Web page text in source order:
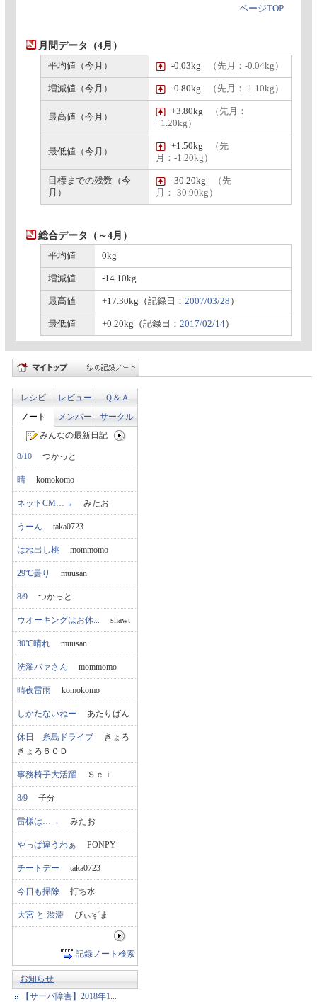
ページTOP
月間データ（4月）
平均値（今月） -0.03kg （先月：-0.04kg）
増減値（今月） -0.80kg （先月：-1.10kg）
最高値（今月）
+3.80kg
（先月：
+1.20kg）
最低値（今月）
+1.50kg
（先
月：-1.20kg）
目標までの残数（今
月）
-30.20kg
（先
月：-30.90kg）
総合データ（～4月）
平均値 0kg
増減値 -14.10kg
最高値 +17.30kg（記録日： 2007/03/28 ）
最低値 +0.20kg（記録日： 2017/02/14）
レシピ レビュー
Ｑ＆Ａ
ノート
メンバー
サークル
みんなの最新日記
8/10 つかっと
晴 komokomo
ネットCM…→ みたお
うーん taka0723
はね出し桃 mommomo
29℃曇り muusan
8/9 つかっと
ウオーキングはお休... shawt
30℃晴れ muusan
洗濯バァさん mommomo
晴夜雷雨 komokomo
しかたないねー あたりばん
休日 糸島ドライブ きょろ
きょろ６０Ｄ
事務椅子大活躍 Ｓｅｉ
8/9 子分
雷様は…→ みたお
やっぱ違うわぁ PONPY
チートデー taka0723
今日も掃除 打ち水
大宮 と 渋滞 ぴぃずま
記録ノート検索
お知らせ
【サーバ障害】2018年1...